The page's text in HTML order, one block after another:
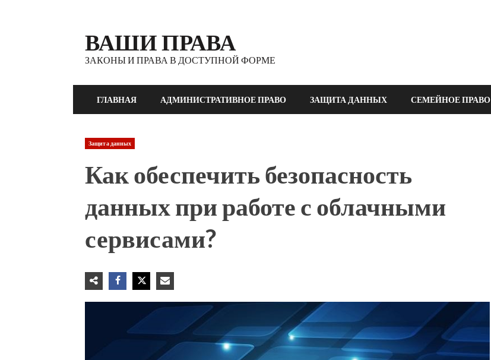
содержимому
ВАШИ ПРАВА
ЗАКОНЫ И ПРАВА В ДОСТУПНОЙ ФОРМЕ
ГЛАВНАЯ АДМИНИСТРАТИВНОЕ ПРАВО ЗАЩИТА ДАННЫХ СЕМЕЙНОЕ ПРАВО
Защита данных
Как обеспечить безопасность
данных при работе с облачными
сервисами?